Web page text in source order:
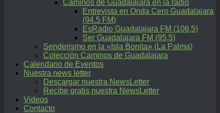
Caminos de Guadalajara en la radio
Entrevista en Onda Cero Guadalajara
(94.5 FM)
EsRadio Guadalajara FM (106,5)
Ser Guadalajara FM (95,5)
Senderismo en la «Isla Bonita» (La Palma)
Colección Caminos de Guadalajara
Calendario de Eventos
Nuestra news letter
Descargar nuestra NewsLetter
Recibe gratis nuestra NewsLetter
Videos
Contacto